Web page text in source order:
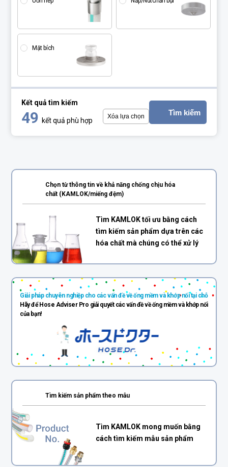
Mặt bích
Kết quả tìm kiếm
49 kết quả phù hợp Xóa lựa chọn Tìm kiếm
Chọn từ thông tin về khả năng chống chịu hóa
chất (KAMLOK/miếng đệm)
Tìm KAMLOK tối ưu bằng cách
tìm kiếm sản phẩm dựa trên các
hóa chất mà chúng có thể xử lý
Giải pháp chuyên nghiệp cho các vấn đề về ống mềm và khớp nối tại chỗ
Hãy để Hose Adviser Pro giải quyết các vấn đề về ống mềm và khớp nối
của bạn!
Tìm kiếm sản phẩm theo mẫu
Tìm KAMLOK mong muốn bằng
cách tìm kiếm mẫu sản phẩm